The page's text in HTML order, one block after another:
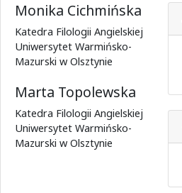
Monika Cichmińska
Katedra Filologii Angielskiej
Uniwersytet Warmińsko-
Mazurski w Olsztynie
Marta Topolewska
Katedra Filologii Angielskiej
Uniwersytet Warmińsko-
Mazurski w Olsztynie